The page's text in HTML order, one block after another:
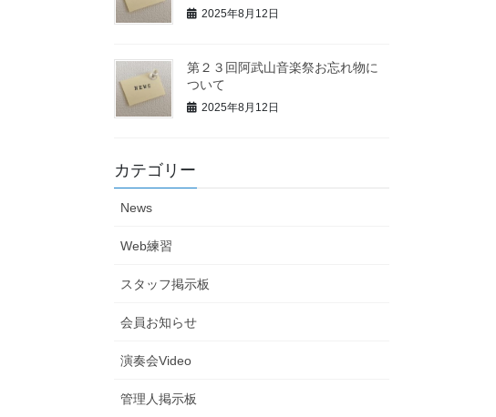
2025年8月12日
第２３回阿武山音楽祭お忘れ物に
ついて
2025年8月12日
カテゴリー
News
Web練習
スタッフ掲示板
会員お知らせ
演奏会Video
管理人掲示板